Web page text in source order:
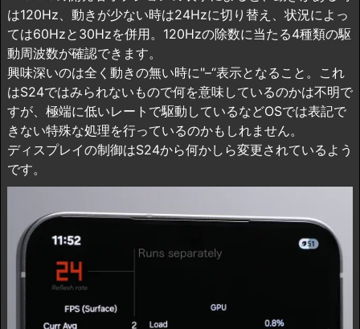
は120Hz、動きが少ない時は24Hzに切り替え、状況によっ
ては60Hzと30Hzを併用。120Hzの除数に当たる4種類の駆
動周波数が確認できます。
興味深いのは全く動きの無い時に"–“表示となること。これ
はS24ではみられないもので何を意味しているのかは不明で
すが、極端に低いレートで駆動しているなどOSでは表記で
きない特殊な処理を行っているのかもしれません。
ディスプレイの制御はS24から何かしら変更されているよう
です。